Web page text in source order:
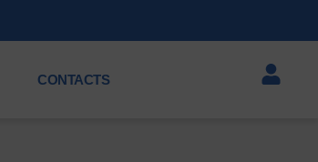
CONTACTS